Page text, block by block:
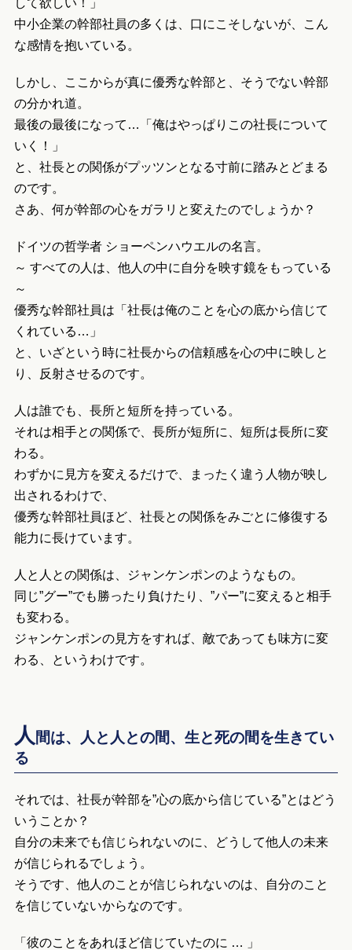
して欲しい！」
中小企業の幹部社員の多くは、口にこそしないが、こん
な感情を抱いている。
しかし、ここからが真に優秀な幹部と、そうでない幹部
の分かれ道。
最後の最後になって…「俺はやっぱりこの社長について
いく！」
と、社長との関係がプッツンとなる寸前に踏みとどまる
のです。
さあ、何が幹部の心をガラリと変えたのでしょうか？
ドイツの哲学者 ショーペンハウエルの名言。
～ すべての人は、他人の中に自分を映す鏡をもっている
～
優秀な幹部社員は「社長は俺のことを心の底から信じて
くれている…」
と、いざという時に社長からの信頼感を心の中に映しと
り、反射させるのです。
人は誰でも、長所と短所を持っている。
それは相手との関係で、長所が短所に、短所は長所に変
わる。
わずかに見方を変えるだけで、まったく違う人物が映し
出されるわけで、
優秀な幹部社員ほど、社長との関係をみごとに修復する
能力に長けています。
人と人との関係は、ジャンケンポンのようなもの。
同じ”グー”でも勝ったり負けたり、”パー”に変えると相手
も変わる。
ジャンケンポンの見方をすれば、敵であっても味方に変
わる、というわけです。
人間は、人と人との間、生と死の間を生きてい
る
それでは、社長が幹部を”心の底から信じている”とはどう
いうことか？
自分の未来でも信じられないのに、どうして他人の未来
が信じられるでしょう。
そうです、他人のことが信じられないのは、自分のこと
を信じていないからなのです。
「彼のことをあれほど信じていたのに … 」